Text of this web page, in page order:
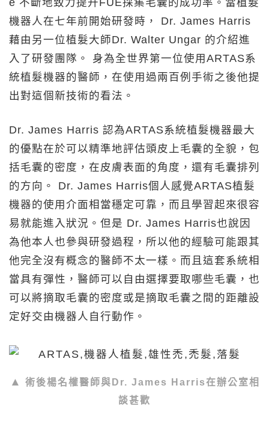
機器人在七年前開始研發時， Dr. James Harris
藉由另一位植髮大師Dr. Walter Ungar 的介紹進
入了研發團隊。 身為全世界第一位使用ARTAS系
統植髮機器的醫師，在使用過兩百例手術之後他提
出對這個新技術的看法。
Dr. James Harris 認為ARTAS系統植髮機器最大
的優點在於可以精準地評估頭皮上毛囊的全貌，包
括毛囊的密度，在皮膚表面的角度，還有毛囊排列
的方向。 Dr. James Harris個人感覺ARTAS植髮
機器的使用介面相當穩定可靠，而且學習起來很容
易就能進入狀況。但是 Dr. James Harris也說因
為他本人也參與研發過程，所以他的經驗可能跟其
他完全沒有概念的醫師不太一樣。而且這套系統相
當具有彈性，醫師可以自由選擇要取哪些毛囊，也
可以將摘取毛囊的密度或是摘取毛囊之間的距離設
定好交由機器人自行動作。
術後楊名權醫師與Dr. James Harris在辦公室相
談甚歡